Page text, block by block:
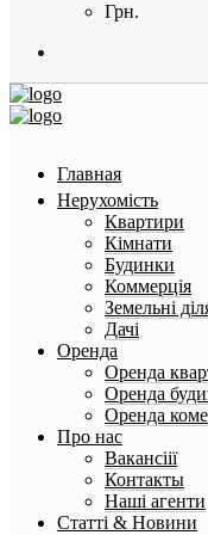
Грн.
Главная
Нерухомість
Квартири
Кімнати
Будинки
Коммерція
Земельні
Дачі
Оренда
Оренда
Оренда
Оренда
Про нас
Вакансіії
Контакты
Наші агенти
Статті & Новини